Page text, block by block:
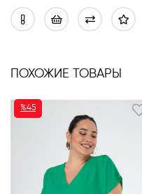
ПОХОЖИЕ ТОВАРЫ
%45